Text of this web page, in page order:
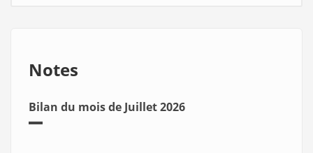
Notes
Bilan du mois de Juillet 2026